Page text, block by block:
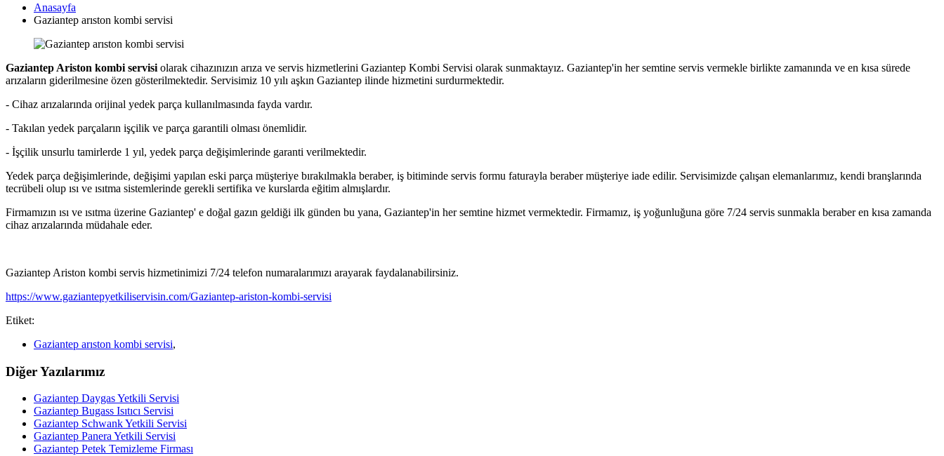
Anasayfa
Gaziantep arıston kombi servisi
Gaziantep Ariston kombi servisi olarak cihazınızın arıza ve servis hizmetlerini Gaziantep Kombi Servisi olarak sunmaktayız. Gaziantep'in her semtine servis vermekle birlikte zamanında ve en kısa sürede
arızaların giderilmesine özen gösterilmektedir. Servisimiz 10 yılı aşkın Gaziantep ilinde hizmetini surdurmektedir.
- Cihaz arızalarında orijinal yedek parça kullanılmasında fayda vardır.
- Takılan yedek parçaların işçilik ve parça garantili olması önemlidir.
- İşçilik unsurlu tamirlerde 1 yıl, yedek parça değişimlerinde garanti verilmektedir.
Yedek parça değişimlerinde, değişimi yapılan eski parça müşteriye bırakılmakla beraber, iş bitiminde servis formu faturayla beraber müşteriye iade edilir. Servisimizde çalışan elemanlarımız, kendi branşlarında
tecrübeli olup ısı ve ısıtma sistemlerinde gerekli sertifika ve kurslarda eğitim almışlardır.
Firmamızın ısı ve ısıtma üzerine Gaziantep' e doğal gazın geldiği ilk günden bu yana, Gaziantep'in her semtine hizmet vermektedir. Firmamız, iş yoğunluğuna göre 7/24 servis sunmakla beraber en kısa zamanda
cihaz arızalarında müdahale eder.
Gaziantep Ariston kombi servis hizmetinimizi 7/24 telefon numaralarımızı arayarak faydalanabilirsiniz.
https://www.gaziantepyetkiliservisin.com/Gaziantep-ariston-kombi-servisi
Etiket:
Gaziantep arıston kombi servisi,
Diğer Yazılarımız
Gaziantep Daygas Yetkili Servisi
Gaziantep Bugass Isıtıcı Servisi
Gaziantep Schwank Yetkili Servisi
Gaziantep Panera Yetkili Servisi
Gaziantep Petek Temizleme Firması